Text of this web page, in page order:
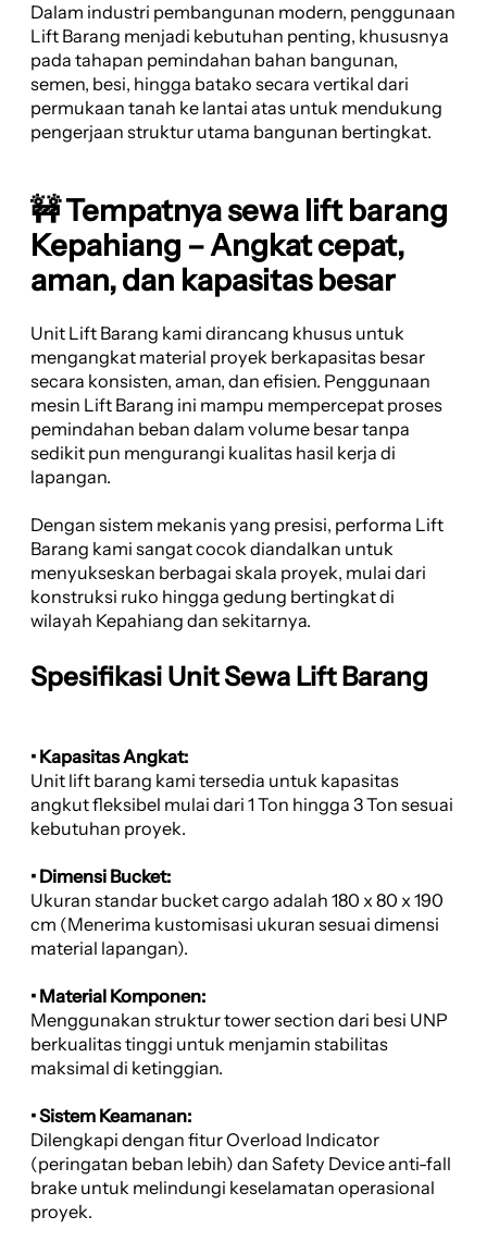
Dalam industri pembangunan modern, penggunaan
Lift Barang menjadi kebutuhan penting, khususnya
pada tahapan pemindahan bahan bangunan,
semen, besi, hingga batako secara vertikal dari
permukaan tanah ke lantai atas untuk mendukung
pengerjaan struktur utama bangunan bertingkat.
🚧 Tempatnya sewa lift barang
Kepahiang – Angkat cepat,
aman, dan kapasitas besar
Unit Lift Barang kami dirancang khusus untuk
mengangkat material proyek berkapasitas besar
secara konsisten, aman, dan efisien. Penggunaan
mesin Lift Barang ini mampu mempercepat proses
pemindahan beban dalam volume besar tanpa
sedikit pun mengurangi kualitas hasil kerja di
lapangan.
Dengan sistem mekanis yang presisi, performa Lift
Barang kami sangat cocok diandalkan untuk
menyukseskan berbagai skala proyek, mulai dari
konstruksi ruko hingga gedung bertingkat di
wilayah Kepahiang dan sekitarnya.
Spesifikasi Unit Sewa Lift Barang
• Kapasitas Angkat:
Unit lift barang kami tersedia untuk kapasitas
angkut fleksibel mulai dari 1 Ton hingga 3 Ton sesuai
kebutuhan proyek.
• Dimensi Bucket:
Ukuran standar bucket cargo adalah 180 x 80 x 190
cm (Menerima kustomisasi ukuran sesuai dimensi
material lapangan).
• Material Komponen:
Menggunakan struktur tower section dari besi UNP
berkualitas tinggi untuk menjamin stabilitas
maksimal di ketinggian.
• Sistem Keamanan:
Dilengkapi dengan fitur Overload Indicator
(peringatan beban lebih) dan Safety Device anti-fall
brake untuk melindungi keselamatan operasional
proyek.